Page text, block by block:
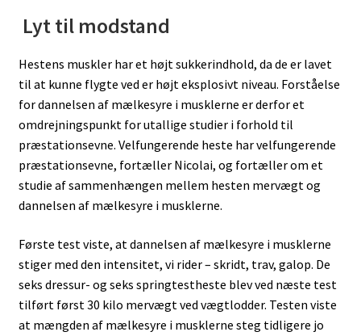
Lyt til modstand
Hestens muskler har et højt sukkerindhold, da de er lavet
til at kunne flygte ved er højt eksplosivt niveau. Forståelse
for dannelsen af mælkesyre i musklerne er derfor et
omdrejningspunkt for utallige studier i forhold til
præstationsevne. Velfungerende heste har velfungerende
præstationsevne, fortæller Nicolai, og fortæller om et
studie af sammenhængen mellem hesten mervægt og
dannelsen af mælkesyre i musklerne.
Første test viste, at dannelsen af mælkesyre i musklerne
stiger med den intensitet, vi rider – skridt, trav, galop. De
seks dressur- og seks springtestheste blev ved næste test
tilført først 30 kilo mervægt ved vægtlodder. Testen viste
at mængden af mælkesyre i musklerne steg tidligere jo